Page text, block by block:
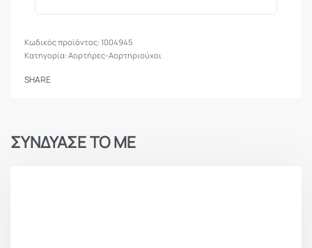
1004945
Κατηγορία:Αορτήρες-Αορτηριούχοι
SHARE
ΣΥΝΔΥΑΣΕ ΤΟ ΜΕ